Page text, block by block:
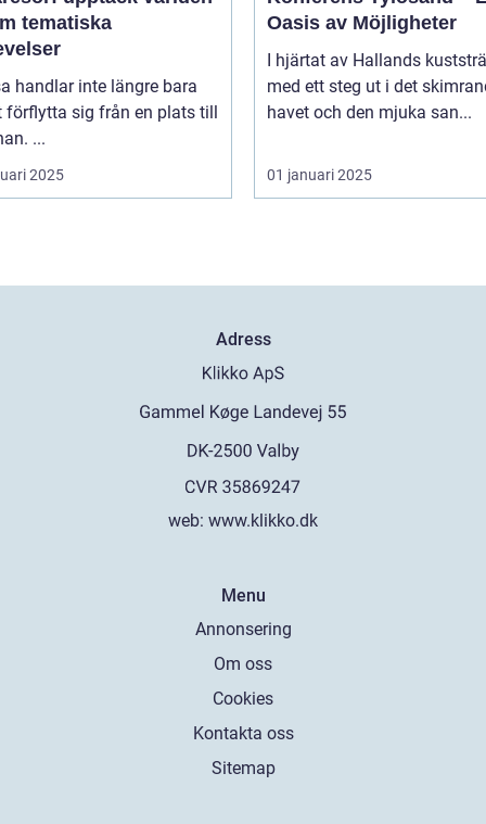
tematiska
handlar inte längre bara
förflytta sig från en plats till
...
2025
Oasis av Möjligheter
I hjärtat av Hallands
med ett steg ut i det
havet och den mjuka san...
01 januari 2025
Adress
web: www.klikko.dk
Menu
Annonsering
Om oss
Cookies
Kontakta oss
Sitemap